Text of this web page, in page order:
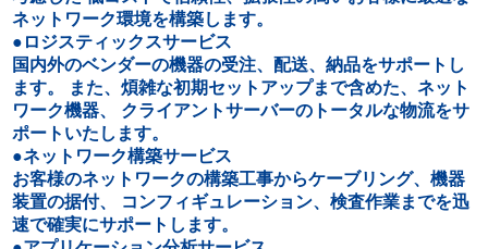
ネットワーク環境を構築します。
●ロジスティックスサービス
国内外のベンダーの機器の受注、配送、納品をサポートし
ます。 また、煩雑な初期セットアップまで含めた、ネット
ワーク機器、 クライアントサーバーのトータルな物流をサ
ポートいたします。
●ネットワーク構築サービス
お客様のネットワークの構築工事からケーブリング、機器
装置の据付、 コンフィギュレーション、検査作業までを迅
速で確実にサポートします。